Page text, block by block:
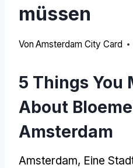
müssen
Von Amsterdam City Card
5 Things You
About
Amsterdam
Amsterdam, Eine